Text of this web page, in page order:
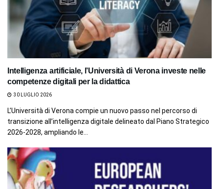
Intelligenza artificiale, l’Università di Verona investe nelle
competenze digitali per la didattica
30 LUGLIO 2026
L’Università di Verona compie un nuovo passo nel percorso di
transizione all’intelligenza digitale delineato dal Piano Strategico
2026-2028, ampliando le...